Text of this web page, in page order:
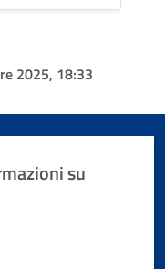
2025, 18:33
su